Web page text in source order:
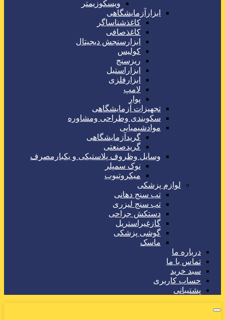
ویسکوزیمتر
ابزارآزمایشگاهی
کاغذشناساگر
کاغذصافی
ابزارسنجش دیجیتال
کولیس
ریزسنج
ابزاراستیل
ابزارفلزی
لامپ
پوار
تجهیزات آزمایشگاهی
سکوبندی وطراحی ومشاوره
موادشیمیایی
گریدآزمایشگاهی
گریدصنعتی
وسایل وظروف پلاستیکی و یکبارمصرف
نوک سمپلر
میکروتیوب
لوازم پزشکی
تب سنج دهانی
تب سنج لیزری
دستکش جراحی
گازغیراستریل
گوشی پزشکی
ماسک
درباره ما
تماس با ما
سبد خرید
حساب کاربری
پشتیبانی